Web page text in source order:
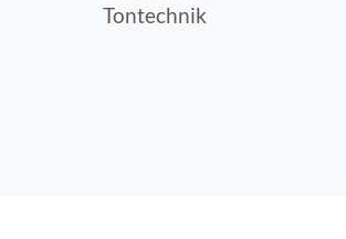
Tontechnik